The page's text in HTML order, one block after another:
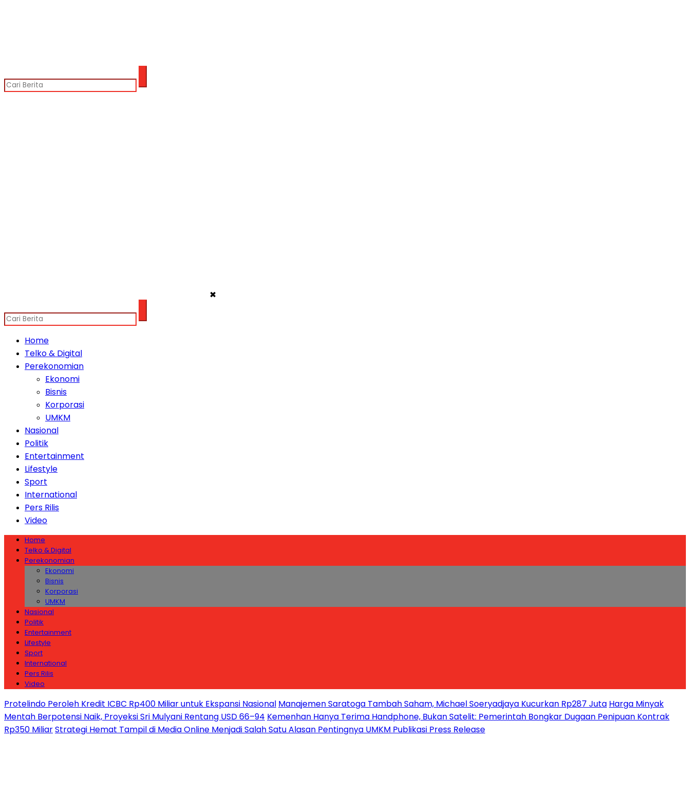
✖
Home
Telko & Digital
Perekonomian
Ekonomi
Bisnis
Korporasi
UMKM
Nasional
Politik
Entertainment
Lifestyle
Sport
International
Pers Rilis
Video
Home
Telko & Digital
Perekonomian
Ekonomi
Bisnis
Korporasi
UMKM
Nasional
Politik
Entertainment
Lifestyle
Sport
International
Pers Rilis
Video
Protelindo Peroleh Kredit ICBC Rp400 Miliar untuk Ekspansi Nasional Manajemen Saratoga Tambah Saham, Michael Soeryadjaya Kucurkan Rp287 Juta Harga Minyak
Mentah Berpotensi Naik, Proyeksi Sri Mulyani Rentang USD 66–94 Kemenhan Hanya Terima Handphone, Bukan Satelit: Pemerintah Bongkar Dugaan Penipuan Kontrak
Rp350 MiliarStrategi Hemat Tampil di Media Online Menjadi Salah Satu Alasan Pentingnya UMKM Publikasi Press Release